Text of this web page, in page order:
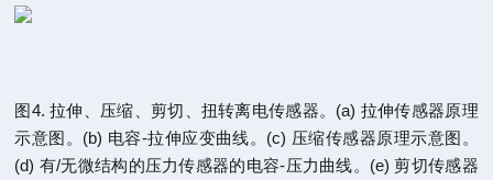
图4. 拉伸、压缩、剪切、扭转离电传感器。(a) 拉伸传感器原理
示意图。(b) 电容-拉伸应变曲线。(c) 压缩传感器原理示意图。
(d) 有/无微结构的压力传感器的电容-压力曲线。(e) 剪切传感器